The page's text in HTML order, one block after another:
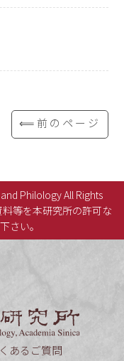
⟸前のページ
Philology All Rights
等を本研究所の許可な
さい。
あるご質問